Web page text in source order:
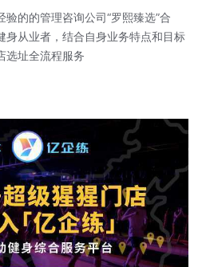
的的管理咨询公司“罗熙臻选”合
身从业者，结合自身业务特点和目标
选址全流程服务